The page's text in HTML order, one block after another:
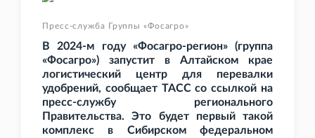
Пресс-служба Группы «Фосагро»
В 2024-м году «Фосагро-регион» (группа
«Фосагро») запустит в Алтайском крае
логистический центр для перевалки
удобрений, сообщает ТАСС со ссылкой на
пресс-службу регионального
Правительства. Это будет первый такой
комплекс в Сибирском федеральном